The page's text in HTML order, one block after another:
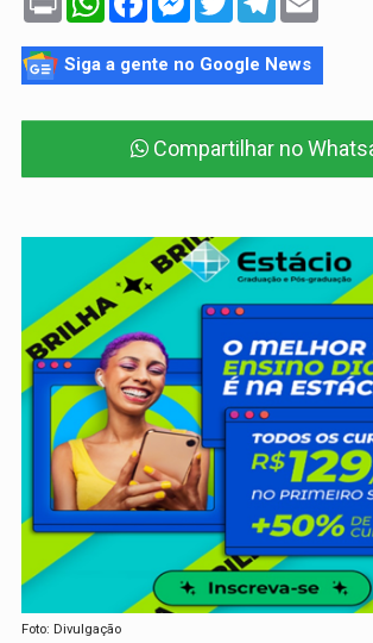
Siga a gente no Google News
Compartilhar no
Foto: Divulgação